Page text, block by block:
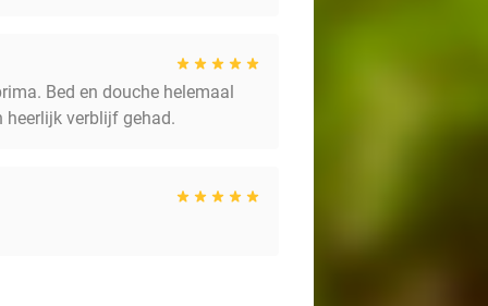
Bed en douche helemaal
heerlijk verblijf gehad.